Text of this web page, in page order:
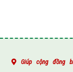
Giúp cộng đồng